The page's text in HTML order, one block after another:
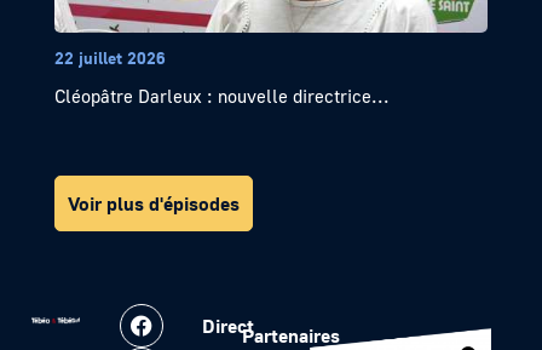
22 juillet 2026
Cléopâtre Darleux : nouvelle directrice...
Voir plus d'épisodes
DirectPartenaires